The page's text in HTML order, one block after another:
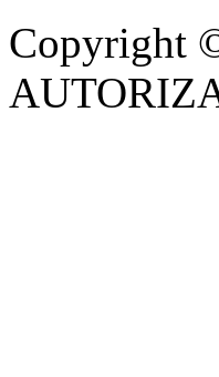
Copyright